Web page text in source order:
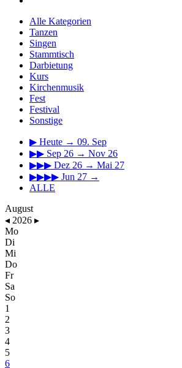
Alle Kategorien
Tanzen
Singen
Stammtisch
Darbietung
Kurs
Kirchenmusik
Fest
Festival
Sonstige
▶ Heute → 09. Sep
▶▶ Sep 26 → Nov 26
▶▶▶ Dez 26 → Mai 27
▶▶▶▶ Jun 27 →
ALLE
August
◂ 2026 ▸
Mo
Di
Mi
Do
Fr
Sa
So
1
2
3
4
5
6